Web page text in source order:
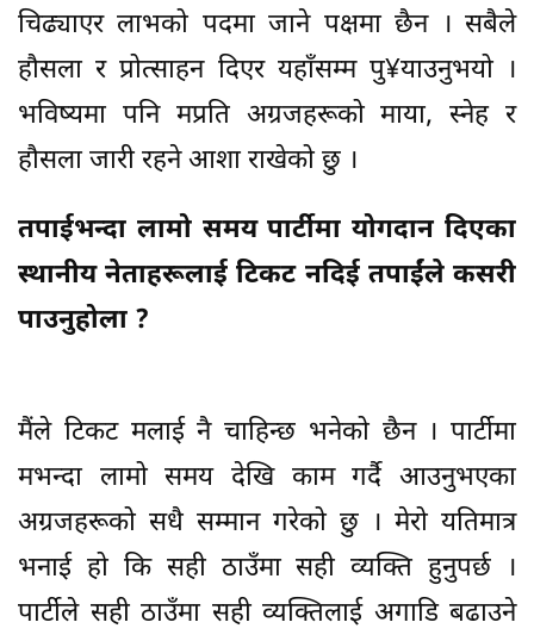
चिढ्याएर लाभको पदमा जाने पक्षमा छैन । सबैले
हौसला र प्रोत्साहन दिएर यहाँसम्म पु¥याउनुभयो ।
भविष्यमा पनि मप्रति अग्रजहरूको माया, स्नेह र
हौसला जारी रहने आशा राखेको छु ।
तपाईभन्दा लामो समय पार्टीमा योगदान दिएका
स्थानीय नेताहरूलाई टिकट नदिई तपाईंले कसरी
पाउनुहोला ?
मैंले टिकट मलाई नै चाहिन्छ भनेको छैन । पार्टीमा
मभन्दा लामो समय देखि काम गर्दै आउनुभएका
अग्रजहरूको सधै सम्मान गरेको छु । मेरो यतिमात्र
भनाई हो कि सही ठाउँमा सही व्यक्ति हुनुपर्छ ।
पार्टीले सही ठाउँमा सही व्यक्तिलाई अगाडि बढाउने